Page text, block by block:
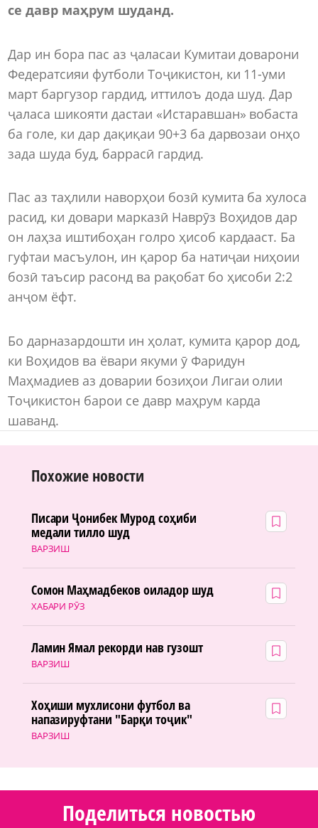
се давр маҳрум шуданд.
Дар ин бора пас аз ҷаласаи Кумитаи доварони
Федератсияи футболи Тоҷикистон, ки 11-уми
март баргузор гардид, иттилоъ дода шуд. Дар
ҷаласа шикояти дастаи «Истаравшан» вобаста
ба голе, ки дар дақиқаи 90+3 ба дарвозаи онҳо
зада шуда буд, баррасӣ гардид.
Пас аз таҳлили наворҳои бозӣ кумита ба хулоса
расид, ки довари марказӣ Наврӯз Воҳидов дар
он лаҳза иштибоҳан голро ҳисоб кардааст. Ба
гуфтаи масъулон, ин қарор ба натиҷаи ниҳоии
бозӣ таъсир расонд ва рақобат бо ҳисоби 2:2
анҷом ёфт.
Бо дарназардошти ин ҳолат, кумита қарор дод,
ки Воҳидов ва ёвари якуми ӯ Фаридун
Маҳмадиев аз доварии бозиҳои Лигаи олии
Тоҷикистон барои се давр маҳрум карда
шаванд.
Похожие новости
ВАРЗИШ
Писари Ҷонибек Мурод соҳиби
медали тилло шуд
ХАБАРИ РӮЗ
Сомон Маҳмадбеков оиладор шуд
ВАРЗИШ
Ламин Ямал рекорди нав гузошт
ВАРЗИШ
Хоҳиши мухлисони футбол ва
напазируфтани "Барқи тоҷик"
Поделиться новостью